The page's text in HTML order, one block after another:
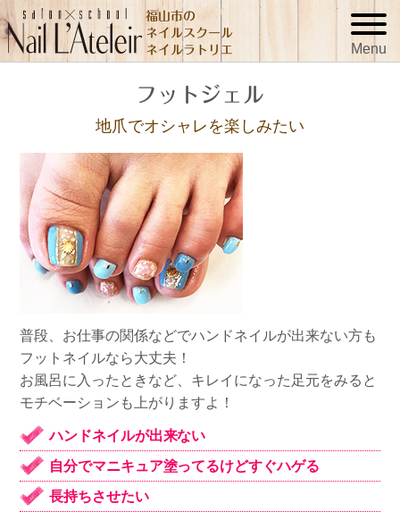
福山市の
ネイルスクール
ネイルラトリエ
Menu
フットジェル
地爪でオシャレを楽しみたい
普段、お仕事の関係などでハンドネイルが出来ない方も
フットネイルなら大丈夫！
お風呂に入ったときなど、キレイになった足元をみると
モチベーションも上がりますよ！
ハンドネイルが出来ない
自分でマニキュア塗ってるけどすぐハゲる
長持ちさせたい